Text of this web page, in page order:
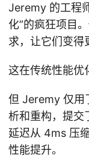
Jeremy 的工程
化”的疯狂项目
求，让它们变得
这在传统性能优
但 Jeremy 仅用
析和重构，提交
延迟从 4ms 压
性能提升。